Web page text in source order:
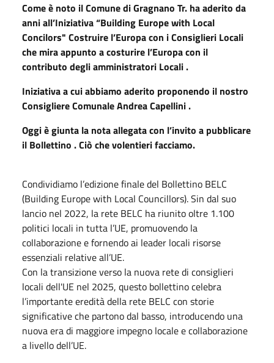
Come è noto il Comune di Gragnano Tr. ha aderito da
anni all’Iniziativa “Building Europe with Local
Concilors" Costruire l’Europa con i Consiglieri Locali
che mira appunto a costurire l’Europa con il
contributo degli amministratori Locali .
Iniziativa a cui abbiamo aderito proponendo il nostro
Consigliere Comunale Andrea Capellini .
Oggi è giunta la nota allegata con l’invito a pubblicare
il Bollettino . Ciò che volentieri facciamo.
Condividiamo l’edizione finale del Bollettino BELC
(Building Europe with Local Councillors). Sin dal suo
lancio nel 2022, la rete BELC ha riunito oltre 1.100
politici locali in tutta l’UE, promuovendo la
collaborazione e fornendo ai leader locali risorse
essenziali relative all’UE.
Con la transizione verso la nuova rete di consiglieri
locali dell'UE nel 2025, questo bollettino celebra
l’importante eredità della rete BELC con storie
significative che partono dal basso, introducendo una
nuova era di maggiore impegno locale e collaborazione
a livello dell’UE.